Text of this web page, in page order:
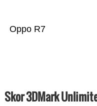
Oppo R7
Skor 3DMark